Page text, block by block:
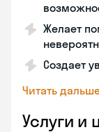
Желает
Создает
Читать
Услуги и